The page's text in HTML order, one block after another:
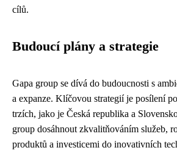
cílů.
Budoucí plány a strategie
Gapa group se dívá do budoucnosti s
a expanze. Klíčovou strategií je posílení
trzích, jako je Česká republika a
group dosáhnout zkvalitňováním služeb,
produktů a investicemi do inovativních